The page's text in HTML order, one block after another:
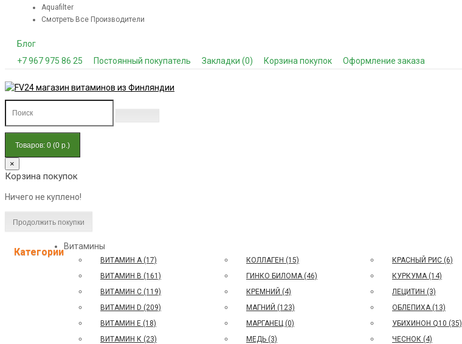
Aquafilter
Смотреть Все Производители
Блог
+7 967 975 86 25
Постоянный покупатель Закладки (0) Корзина покупок Оформление заказа
Товаров: 0 (0 р.)
×
Корзина покупок
Ничего не куплено!
Продолжить покупки
КатегорииВитамины
ВИТАМИН A (17)
ВИТАМИН B (161)
ВИТАМИН С (119)
ВИТАМИН D (209)
ВИТАМИН E (18)
ВИТАМИН К (23)
КОЛЛАГЕН (15)
ГИНКО БИЛОМА (46)
КРЕМНИЙ (4)
МАГНИЙ (123)
МАРГАНЕЦ (0)
МЕДЬ (3)
КРАСНЫЙ РИС (6)
КУРКУМА (14)
ЛЕЦИТИН (3)
ОБЛЕПИХА (13)
УБИХИНОН Q10 (35)
ЧЕСНОК (4)